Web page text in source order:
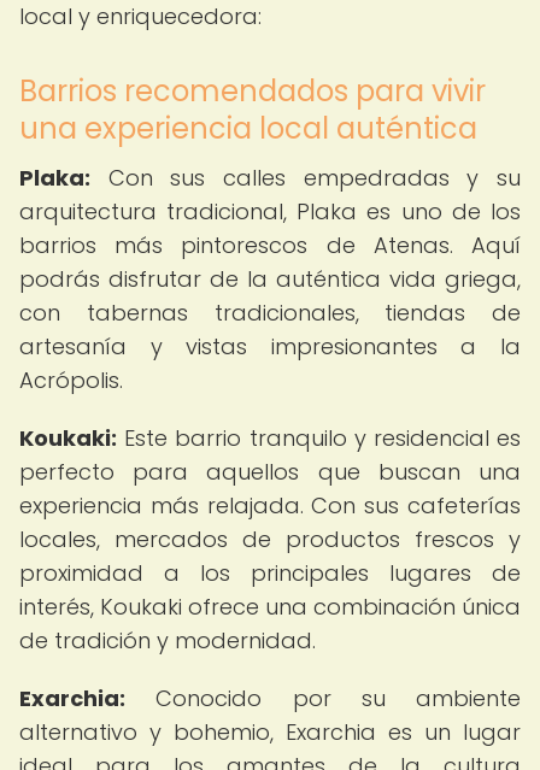
local y enriquecedora:
Barrios recomendados para vivir
una experiencia local auténtica
Plaka: Con sus calles empedradas y su
arquitectura tradicional, Plaka es uno de los
barrios más pintorescos de Atenas. Aquí
podrás disfrutar de la auténtica vida griega,
con tabernas tradicionales, tiendas de
artesanía y vistas impresionantes a la
Acrópolis.
Koukaki: Este barrio tranquilo y residencial es
perfecto para aquellos que buscan una
experiencia más relajada. Con sus cafeterías
locales, mercados de productos frescos y
proximidad a los principales lugares de
interés, Koukaki ofrece una combinación única
de tradición y modernidad.
Exarchia: Conocido por su ambiente
alternativo y bohemio, Exarchia es un lugar